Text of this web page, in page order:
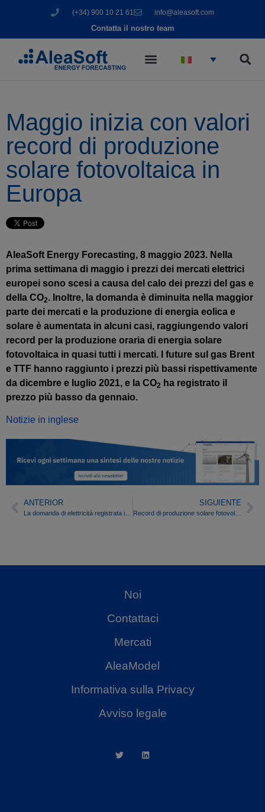
(+34) 900 10 21 61 info@aleasoft.com
Contatta il nostro team
Maggio inizia con valori
record di produzione
solare fotovoltaica in
Europa
AleaSoft Energy Forecasting, 8 maggio 2023. Nella
prima settimana di maggio i prezzi dei mercati elettrici
europei sono scesi a causa del calo dei prezzi del gas e
della CO2. Inoltre, la domanda è diminuita nella maggior
parte dei mercati e la produzione di energia eolica e
solare è aumentata in alcuni casi, raggiungendo valori
record per la produzione oraria di energia solare
fotovoltaica in quasi tutti i mercati. I future sul gas Brent
e TTF hanno raggiunto i prezzi più bassi rispettivamente
da dicembre e luglio 2021, e la CO2 ha registrato il
prezzo più basso da gennaio.
Notizie in inglese
ANTERIOR SIGUIENTE
Record di produzione solare fotovoltaica in Portogallo nella seconda settimana di maggio
Noi
Contattaci
Mercati
AleaModel
Informativa sulla Privacy
Avviso legale